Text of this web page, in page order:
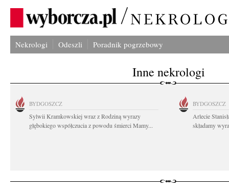
Nekrologi Odeszli Poradnik pogrzebowy
Inne nekrologi
BYDGOSZCZ
Sylwii Kramkowskiej wraz z Rodziną wyrazy
głębokiego współczucia z powodu śmierci Mamy...
BYDGOSZCZ
Arlecie
składamy